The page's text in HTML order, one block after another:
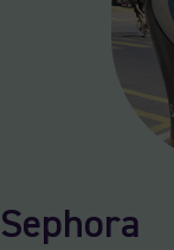
Sephora